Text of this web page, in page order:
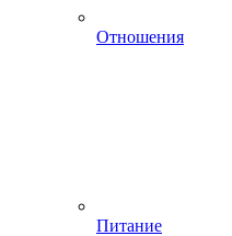
Отношения
Питание